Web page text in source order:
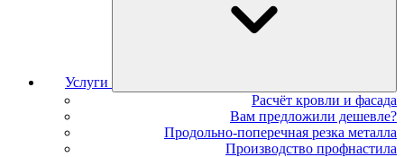
Услуги
Расчёт кровли и фасада
Вам предложили дешевле?
Продольно-поперечная резка металла
Производство профнастила